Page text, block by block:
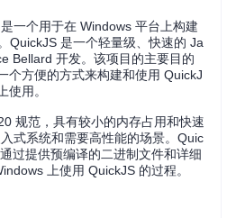
一个用于在 Windows 平台上构建
QuickJS 是一个轻量级、快速的 Ja
Bellard 开发。该项目的主要目的
个方便的方式来构建和使用 QuickJ
使用。
规范，具有较小的内存占用和快速
式系统和需要高性能的场景。Quic
过提供预编译的二进制文件和详细
上使用 QuickJS 的过程。